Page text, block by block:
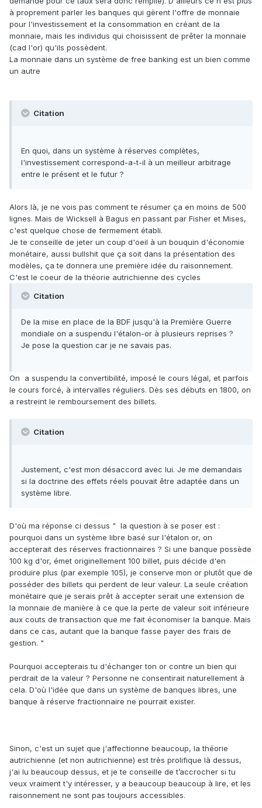
à proprement parler les banques qui gèrent l'offre de monnaie
pour l'investissement et la consommation en créant de la
monnaie, mais les individus qui choisissent de prêter la monnaie
(cad l'or) qu'ils possèdent.
La monnaie dans un système de free banking est un bien comme
un autre
Citation
En quoi, dans un système à réserves complètes,
l'investissement correspond-a-t-il à un meilleur arbitrage
entre le présent et le futur ?
Alors là, je ne vois pas comment te résumer ça en moins de 500
lignes. Mais de Wicksell à Bagus en passant par Fisher et Mises,
c'est quelque chose de fermement établi.
Je te conseille de jeter un coup d'oeil à un bouquin d'économie
monétaire, aussi bullshit que ça soit dans la présentation des
modèles, ça te donnera une première idée du raisonnement.
C'est le coeur de la théorie autrichienne des cycles
Citation
De la mise en place de la BDF jusqu'à la Première Guerre
mondiale on a suspendu l'étalon-or à plusieurs reprises ?
Je pose la question car je ne savais pas.
On a suspendu la convertibilité, imposé le cours légal, et parfois
le cours forcé, à intervalles réguliers. Dès ses débuts en 1800, on
a restreint le remboursement des billets.
Citation
Justement, c'est mon désaccord avec lui. Je me demandais
si la doctrine des effets réels pouvait être adaptée dans un
système libre.
D'où ma réponse ci dessus " la question à se poser est :
pourquoi dans un système libre basé sur l'étalon or, on
accepterait des réserves fractionnaires ? Si une banque possède
100 kg d'or, émet originellement 100 billet, puis décide d'en
produire plus (par exemple 105), je conserve mon or plutôt que de
posséder des billets qui perdent de leur valeur. La seule création
monétaire que je serais prêt à accepter serait une extension de
la monnaie de manière à ce que la perte de valeur soit inférieure
aux couts de transaction que me fait économiser la banque. Mais
dans ce cas, autant que la banque fasse payer des frais de
gestion. "
Pourquoi accepterais tu d'échanger ton or contre un bien qui
perdrait de la valeur ? Personne ne consentirait naturellement à
cela. D'où l'idée que dans un système de banques libres, une
banque à réserve fractionnaire ne pourrait exister.
Sinon, c'est un sujet que j'affectionne beaucoup, la théorie
autrichienne (et non autrichienne) est très prolifique là dessus,
j'ai lu beaucoup dessus, et je te conseille de t’accrocher si tu
veux vraiment t'y intéresser, y a beaucoup beaucoup à lire, et les
raisonnement ne sont pas toujours accessibles.